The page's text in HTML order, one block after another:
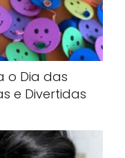
o Dia das
e Divertidas